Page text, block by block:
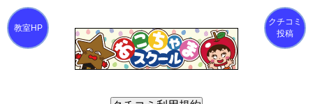
クチコミ
投稿